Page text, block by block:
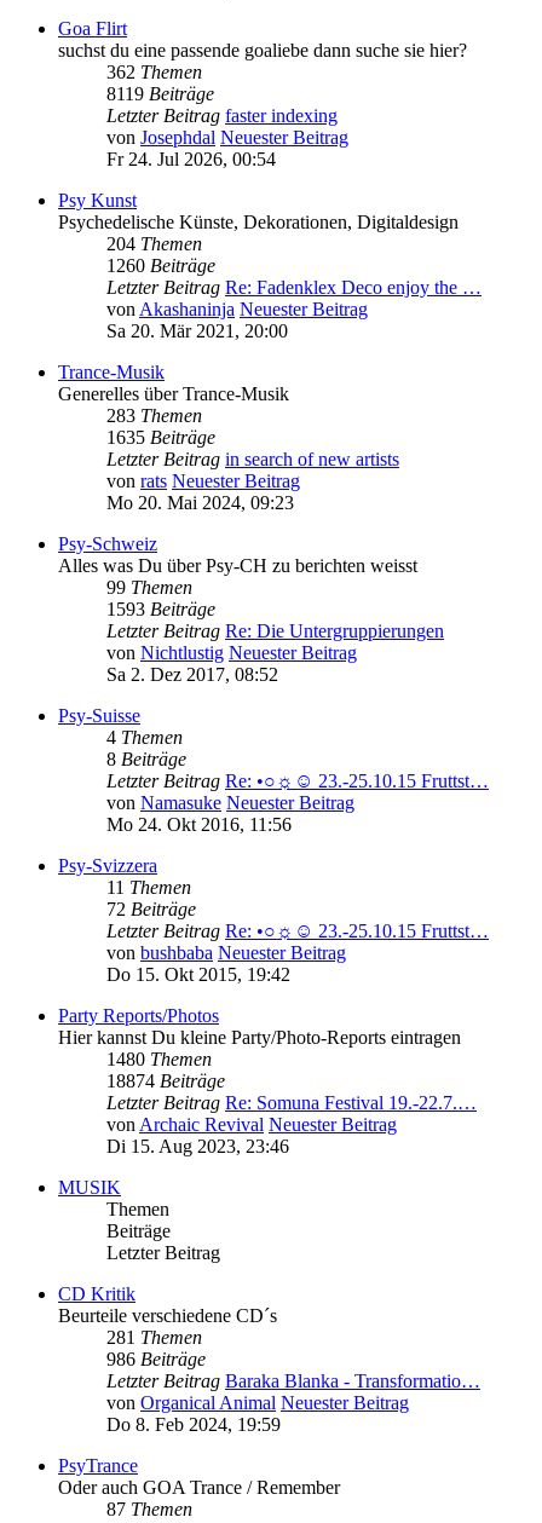
Goa Flirt
suchst du eine passende goaliebe dann suche sie hier?
362 Themen
8119 Beiträge
Letzter Beitrag faster indexing
von Josephdal Neuester Beitrag
Fr 24. Jul 2026, 00:54
Psy Kunst
Psychedelische Künste, Dekorationen, Digitaldesign
204 Themen
1260 Beiträge
Letzter Beitrag Re: Fadenklex Deco enjoy the …
vonAkashaninja Neuester Beitrag
Sa 20. Mär 2021, 20:00
Trance-Musik
Generelles über Trance-Musik
283 Themen
1635 Beiträge
Letzter Beitrag in search of new artists
von rats Neuester Beitrag
Mo 20. Mai 2024, 09:23
Psy-Schweiz
Alles was Du über Psy-CH zu berichten weisst
99 Themen
1593 Beiträge
Letzter Beitrag Re: Die Untergruppierungen
von Nichtlustig Neuester Beitrag
Sa 2. Dez 2017, 08:52
Psy-Suisse
4 Themen
8 Beiträge
Letzter Beitrag Re: •○☼☺ 23.-25.10.15 Fruttst…
von Namasuke Neuester Beitrag
Mo 24. Okt 2016, 11:56
Psy-Svizzera
11 Themen
72 Beiträge
Letzter Beitrag Re: •○☼☺ 23.-25.10.15 Fruttst…
von bushbaba Neuester Beitrag
Do 15. Okt 2015, 19:42
Party Reports/Photos
Hier kannst Du kleine Party/Photo-Reports eintragen
1480 Themen
18874 Beiträge
Letzter Beitrag Re: Somuna Festival 19.-22.7.…
vonArchaic Revival Neuester Beitrag
Di 15. Aug 2023, 23:46
MUSIK
Themen
Beiträge
Letzter Beitrag
CD Kritik
Beurteile verschiedene CD´s
281 Themen
986 Beiträge
Letzter Beitrag Baraka Blanka - Transformatio…
von Organical Animal Neuester Beitrag
Do 8. Feb 2024, 19:59
PsyTrance
Oder auch GOA Trance / Remember
87 Themen